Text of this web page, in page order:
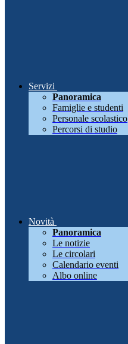
Servizi
Panoramica
Famiglie e studenti
Personale scolastico
Percorsi di studio
Novità
Panoramica
Le notizie
Le circolari
Calendario eventi
Albo online